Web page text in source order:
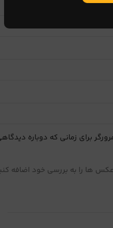
برای زمانی که دوباره
ها را به بررسی خود اضافه